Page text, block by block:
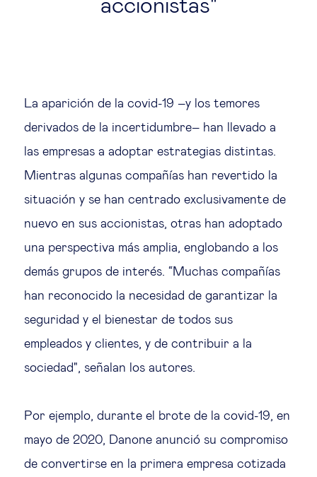
accionistas
La aparición de la covid-19 –y los temores
derivados de la incertidumbre– han llevado a
las empresas a adoptar estrategias distintas.
Mientras algunas compañías han revertido la
situación y se han centrado exclusivamente de
nuevo en sus accionistas, otras han adoptado
una perspectiva más amplia, englobando a los
demás grupos de interés. “Muchas compañías
han reconocido la necesidad de garantizar la
seguridad y el bienestar de todos sus
empleados y clientes, y de contribuir a la
sociedad", señalan los autores.
Por ejemplo, durante el brote de la covid-19, en
mayo de 2020, Danone anunció su compromiso
de convertirse en la primera empresa cotizada